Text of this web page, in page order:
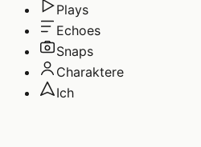
Plays
Echoes
Snaps
Charaktere
Ich